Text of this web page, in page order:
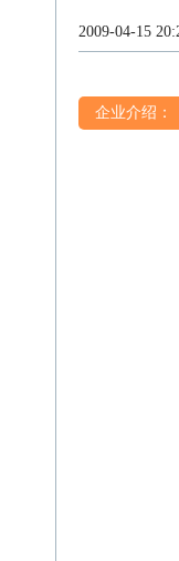
2009-04-15
企业介绍：